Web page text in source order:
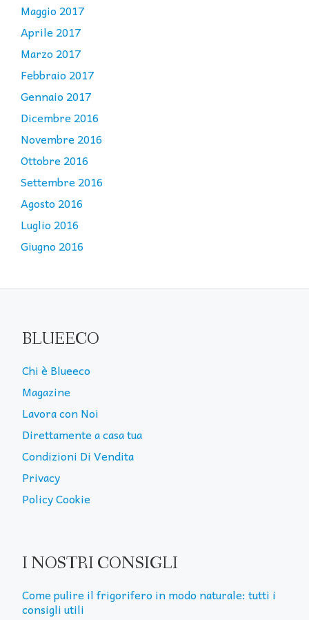
Maggio 2017
Aprile 2017
Marzo 2017
Febbraio 2017
Gennaio 2017
Dicembre 2016
Novembre 2016
Ottobre 2016
Settembre 2016
Agosto 2016
Luglio 2016
Giugno 2016
BLUEECO
Chi è Blueeco
Magazine
Lavora con Noi
Direttamente a casa tua
Condizioni Di Vendita
Privacy
Policy Cookie
I NOSTRI CONSIGLI
Come pulire il frigorifero in modo naturale: tutti i
consigli utili